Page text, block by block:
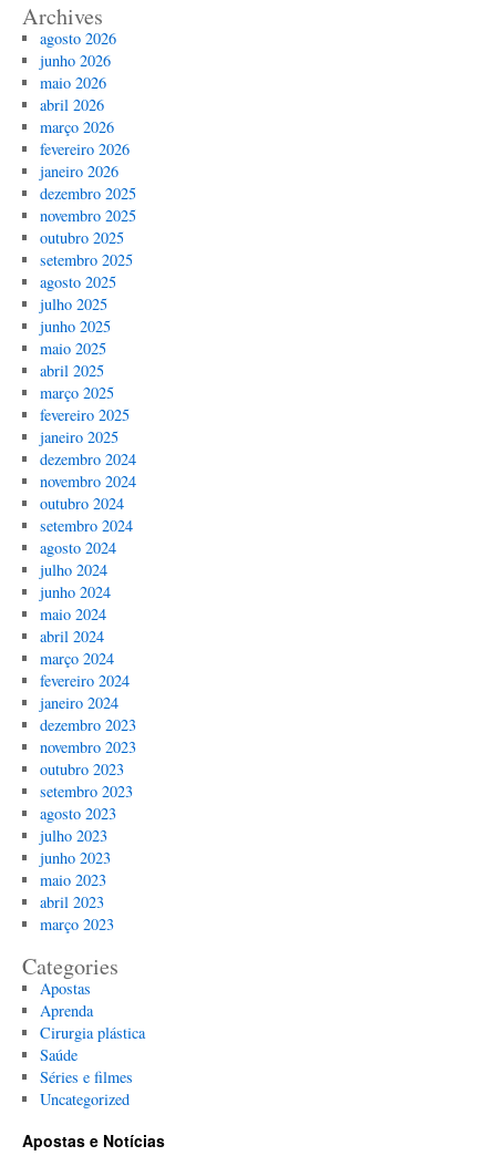
Archives
agosto 2026
junho 2026
maio 2026
abril 2026
março 2026
fevereiro 2026
janeiro 2026
dezembro 2025
novembro 2025
outubro 2025
setembro 2025
agosto 2025
julho 2025
junho 2025
maio 2025
abril 2025
março 2025
fevereiro 2025
janeiro 2025
dezembro 2024
novembro 2024
outubro 2024
setembro 2024
agosto 2024
julho 2024
junho 2024
maio 2024
abril 2024
março 2024
fevereiro 2024
janeiro 2024
dezembro 2023
novembro 2023
outubro 2023
setembro 2023
agosto 2023
julho 2023
junho 2023
maio 2023
abril 2023
março 2023
Categories
Apostas
Aprenda
Cirurgia plástica
Saúde
Séries e filmes
Uncategorized
Apostas e Notícias